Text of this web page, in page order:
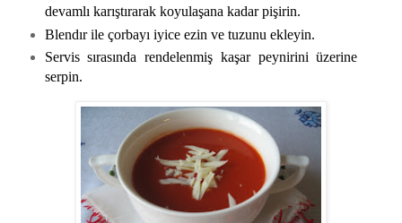
devamlı karıştırarak koyulaşana kadar pişirin.
Blendır ile çorbayı iyice ezin ve tuzunu ekleyin.
Servis sırasında rendelenmiş kaşar peynirini üzerine
serpin.